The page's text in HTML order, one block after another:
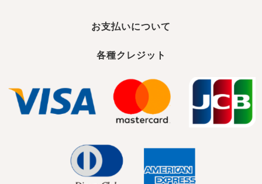
お支払いについて
各種クレジット